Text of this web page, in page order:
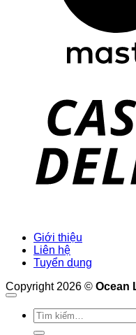
Giới thiệu
Liên hệ
Tuyển dụng
Copyright 2026 © Ocean
Tìm
kiếm: